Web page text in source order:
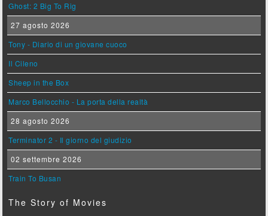
Ghost: 2 Big To Rig
27 agosto 2026
Tony - Diario di un giovane cuoco
Il Cileno
Sheep in the Box
Marco Bellocchio - La porta della realtà
28 agosto 2026
Terminator 2 - Il giorno del giudizio
02 settembre 2026
Train To Busan
The Story of Movies